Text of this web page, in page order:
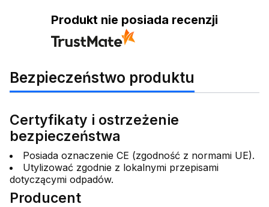
Produkt nie posiada recenzji
Bezpieczeństwo produktu
Certyfikaty i ostrzeżenie
bezpieczeństwa
Posiada oznaczenie CE (zgodność z normami UE).
Utylizować zgodnie z lokalnymi przepisami
dotyczącymi odpadów.
Producent